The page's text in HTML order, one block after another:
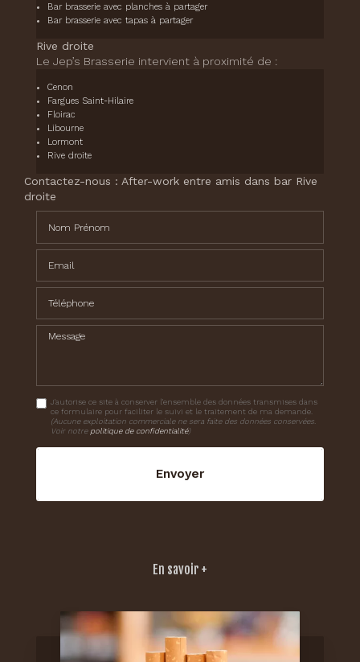
Bar brasserie avec planches à partager
Bar brasserie avec tapas à partager
Rive droite
Le Jep’s Brasserie intervient à proximité de :
Cenon
Fargues Saint-Hilaire
Floirac
Libourne
Lormont
Rive droite
Contactez-nous : After-work entre amis dans bar Rive
droite
Message
J'autorise ce site à conserver l'ensemble des données transmises dans
ce formulaire pour faciliter le suivi et le traitement de ma demande.
(Aucune exploitation commerciale ne sera faite des données conservées.
Voir notre politique de confidentialité)
En savoir +